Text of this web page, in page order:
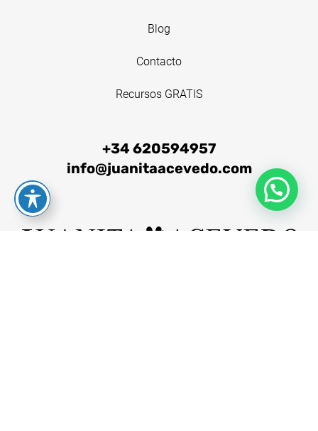
Blog
Contacto
Recursos GRATIS
+34 620594957
info@juanitaacevedo.com